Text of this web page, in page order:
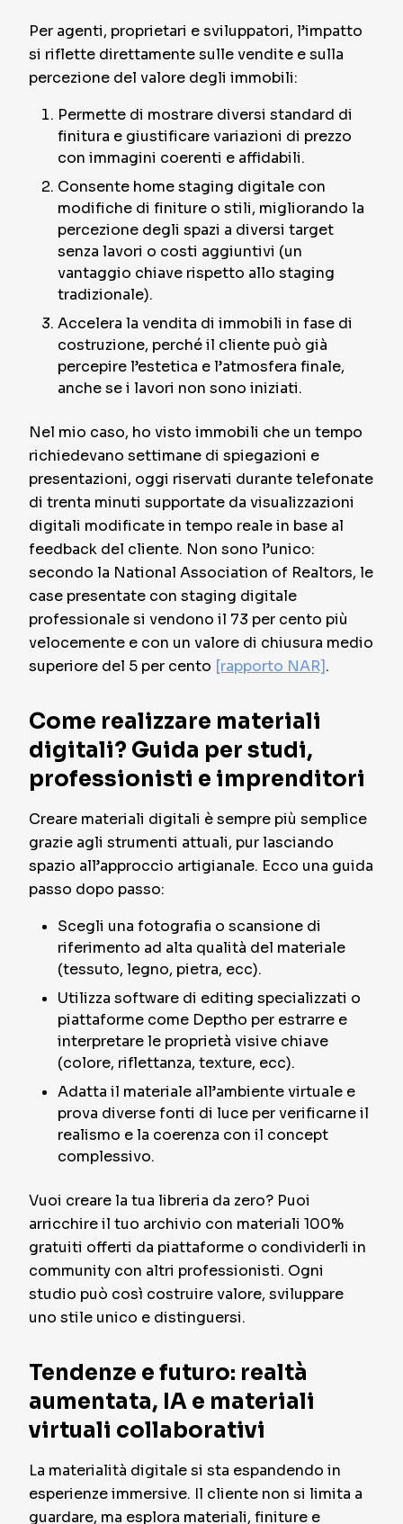
Per agenti, proprietari e sviluppatori, l’impatto
si riflette direttamente sulle vendite e sulla
percezione del valore degli immobili:
Permette di mostrare diversi standard di
finitura e giustificare variazioni di prezzo
con immagini coerenti e affidabili.
Consente home staging digitale con
modifiche di finiture o stili, migliorando la
percezione degli spazi a diversi target
senza lavori o costi aggiuntivi (un
vantaggio chiave rispetto allo staging
tradizionale).
Accelera la vendita di immobili in fase di
costruzione, perché il cliente può già
percepire l’estetica e l’atmosfera finale,
anche se i lavori non sono iniziati.
Nel mio caso, ho visto immobili che un tempo
richiedevano settimane di spiegazioni e
presentazioni, oggi riservati durante telefonate
di trenta minuti supportate da visualizzazioni
digitali modificate in tempo reale in base al
feedback del cliente. Non sono l’unico:
secondo la National Association of Realtors, le
case presentate con staging digitale
professionale si vendono il 73 per cento più
velocemente e con un valore di chiusura medio
superiore del 5 per cento [rapporto NAR].
Come realizzare materiali
digitali? Guida per studi,
professionisti e imprenditori
Creare materiali digitali è sempre più semplice
grazie agli strumenti attuali, pur lasciando
spazio all’approccio artigianale. Ecco una guida
passo dopo passo:
Scegli una fotografia o scansione di
riferimento ad alta qualità del materiale
(tessuto, legno, pietra, ecc).
Utilizza software di editing specializzati o
piattaforme come Deptho per estrarre e
interpretare le proprietà visive chiave
(colore, riflettanza, texture, ecc).
Adatta il materiale all’ambiente virtuale e
prova diverse fonti di luce per verificarne il
realismo e la coerenza con il concept
complessivo.
Vuoi creare la tua libreria da zero? Puoi
arricchire il tuo archivio con materiali 100%
gratuiti offerti da piattaforme o condividerli in
community con altri professionisti. Ogni
studio può così costruire valore, sviluppare
uno stile unico e distinguersi.
Tendenze e futuro: realtà
aumentata, IA e materiali
virtuali collaborativi
La materialità digitale si sta espandendo in
esperienze immersive. Il cliente non si limita a
guardare, ma esplora materiali, finiture e